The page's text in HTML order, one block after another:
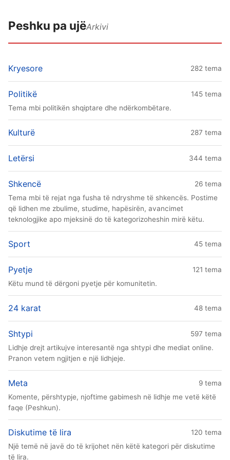
Peshku pa ujëArkivi
Kryesore 282 tema
Politikë
145 tema
Tema mbi politikën shqiptare dhe ndërkombëtare.
Kulturë 287 tema
Letërsi 344 tema
Shkencë
26 tema
Tema mbi të rejat nga fusha të ndryshme të shkencës. Postime
që lidhen me zbulime, studime, hapësirën, avancimet
teknologjike apo mjeksinë do të kategorizoheshin mirë këtu.
Sport 45 tema
Pyetje
121 tema
Këtu mund të dërgoni pyetje për komunitetin.
24 karat 48 tema
Shtypi
597 tema
Lidhje drejt artikujve interesantë nga shtypi dhe mediat online.
Pranon vetem ngjitjen e një lidhjeje.
Meta
9 tema
Komente, përshtypje, njoftime gabimesh në lidhje me vetë këtë
faqe (Peshkun).
Diskutime të lira
120 tema
Një temë në javë do të krijohet nën këtë kategori për diskutime
të lira.